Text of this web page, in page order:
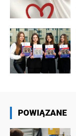
POWIĄZANE